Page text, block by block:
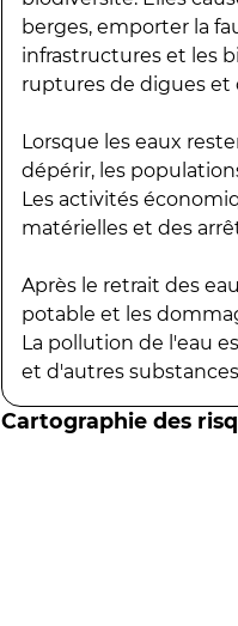
berges, emporter la
infrastructures et les
ruptures de digues et
Lorsque les eaux
dépérir, les
Les activités
matérielles et des
Après le retrait des
potable et les
La pollution de l'eau
et d'autres
Cartographie des